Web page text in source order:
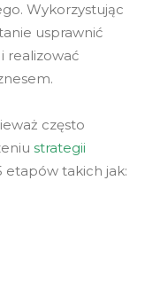
Wykorzystując
usprawnić
realizować
często
strategii
etapów takich jak: